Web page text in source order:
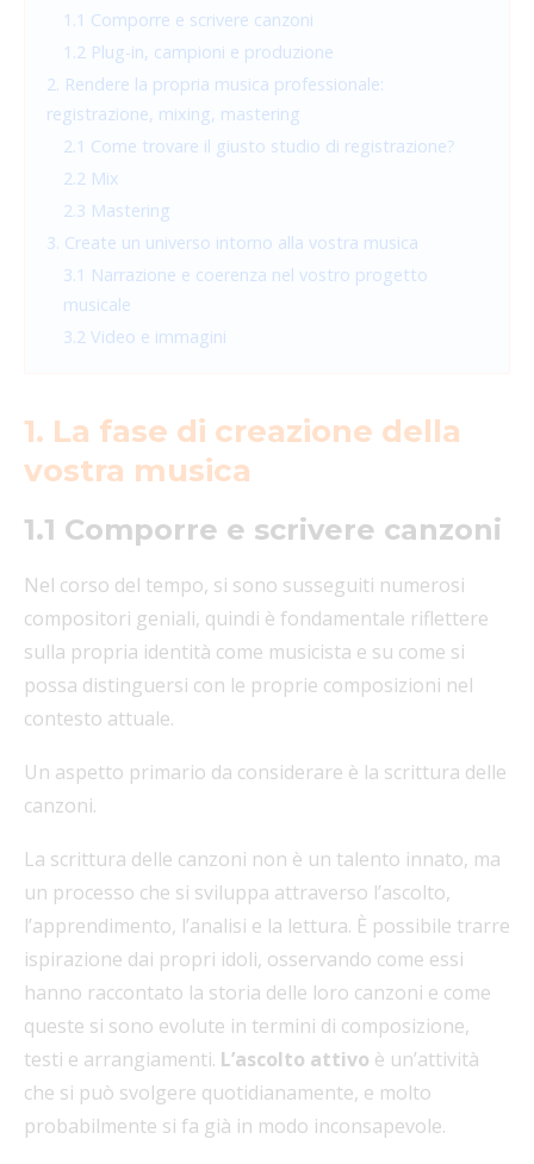
1.1 Comporre e scrivere canzoni
1.2 Plug-in, campioni e produzione
2. Rendere la propria musica professionale:
registrazione, mixing, mastering
2.1 Come trovare il giusto studio di registrazione?
2.2 Mix
2.3 Mastering
3. Create un universo intorno alla vostra musica
3.1 Narrazione e coerenza nel vostro progetto
musicale
3.2 Video e immagini
1. La fase di creazione della
vostra musica
1.1 Comporre e scrivere canzoni
Nel corso del tempo, si sono susseguiti numerosi
compositori geniali, quindi è fondamentale riflettere
sulla propria identità come musicista e su come si
possa distinguersi con le proprie composizioni nel
contesto attuale.
Un aspetto primario da considerare è la scrittura delle
canzoni.
La scrittura delle canzoni non è un talento innato, ma
un processo che si sviluppa attraverso l’ascolto,
l’apprendimento, l’analisi e la lettura. È possibile trarre
ispirazione dai propri idoli, osservando come essi
hanno raccontato la storia delle loro canzoni e come
queste si sono evolute in termini di composizione,
testi e arrangiamenti. L’ascolto attivo è un’attività
che si può svolgere quotidianamente, e molto
probabilmente si fa già in modo inconsapevole.